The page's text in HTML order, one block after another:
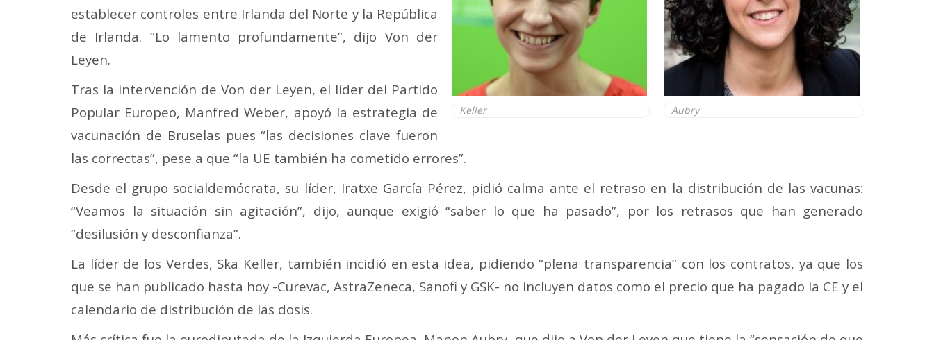
Aubry
Keller
establecer controles entre Irlanda del Norte y la República
de Irlanda. “Lo lamento profundamente”, dijo Von der
Leyen.
Tras la intervención de Von der Leyen, el líder del Partido
Popular Europeo, Manfred Weber, apoyó la estrategia de
vacunación de Bruselas pues “las decisiones clave fueron
las correctas”, pese a que “la UE también ha cometido errores”.
Desde el grupo socialdemócrata, su líder, Iratxe García Pérez, pidió calma ante el retraso en la distribución de las vacunas:
“Veamos la situación sin agitación”, dijo, aunque exigió “saber lo que ha pasado”, por los retrasos que han generado
“desilusión y desconfianza”.
La líder de los Verdes, Ska Keller, también incidió en esta idea, pidiendo “plena transparencia” con los contratos, ya que los
que se han publicado hasta hoy -Curevac, AstraZeneca, Sanofi y GSK- no incluyen datos como el precio que ha pagado la CE y el
calendario de distribución de las dosis.